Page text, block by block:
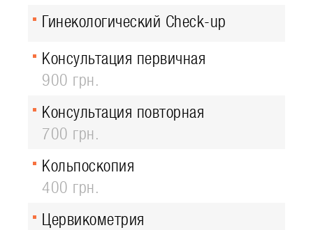
Гинекологический Check-up
Консультация первичная
900 грн.
Консультация повторная
700 грн.
Кольпоскопия
400 грн.
Цервикометрия